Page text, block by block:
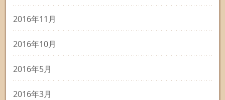
2016年11月
2016年10月
2016年5月
2016年3月